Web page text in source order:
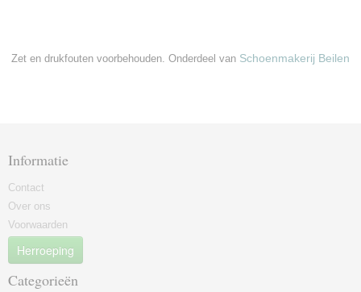
Zet en drukfouten voorbehouden. Onderdeel van Schoenmakerij Beilen
Informatie
Contact
Over ons
Voorwaarden
Herroeping
Categorieën